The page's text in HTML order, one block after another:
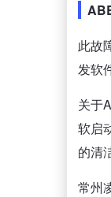
此故
发软
关于
软启
的清
常州